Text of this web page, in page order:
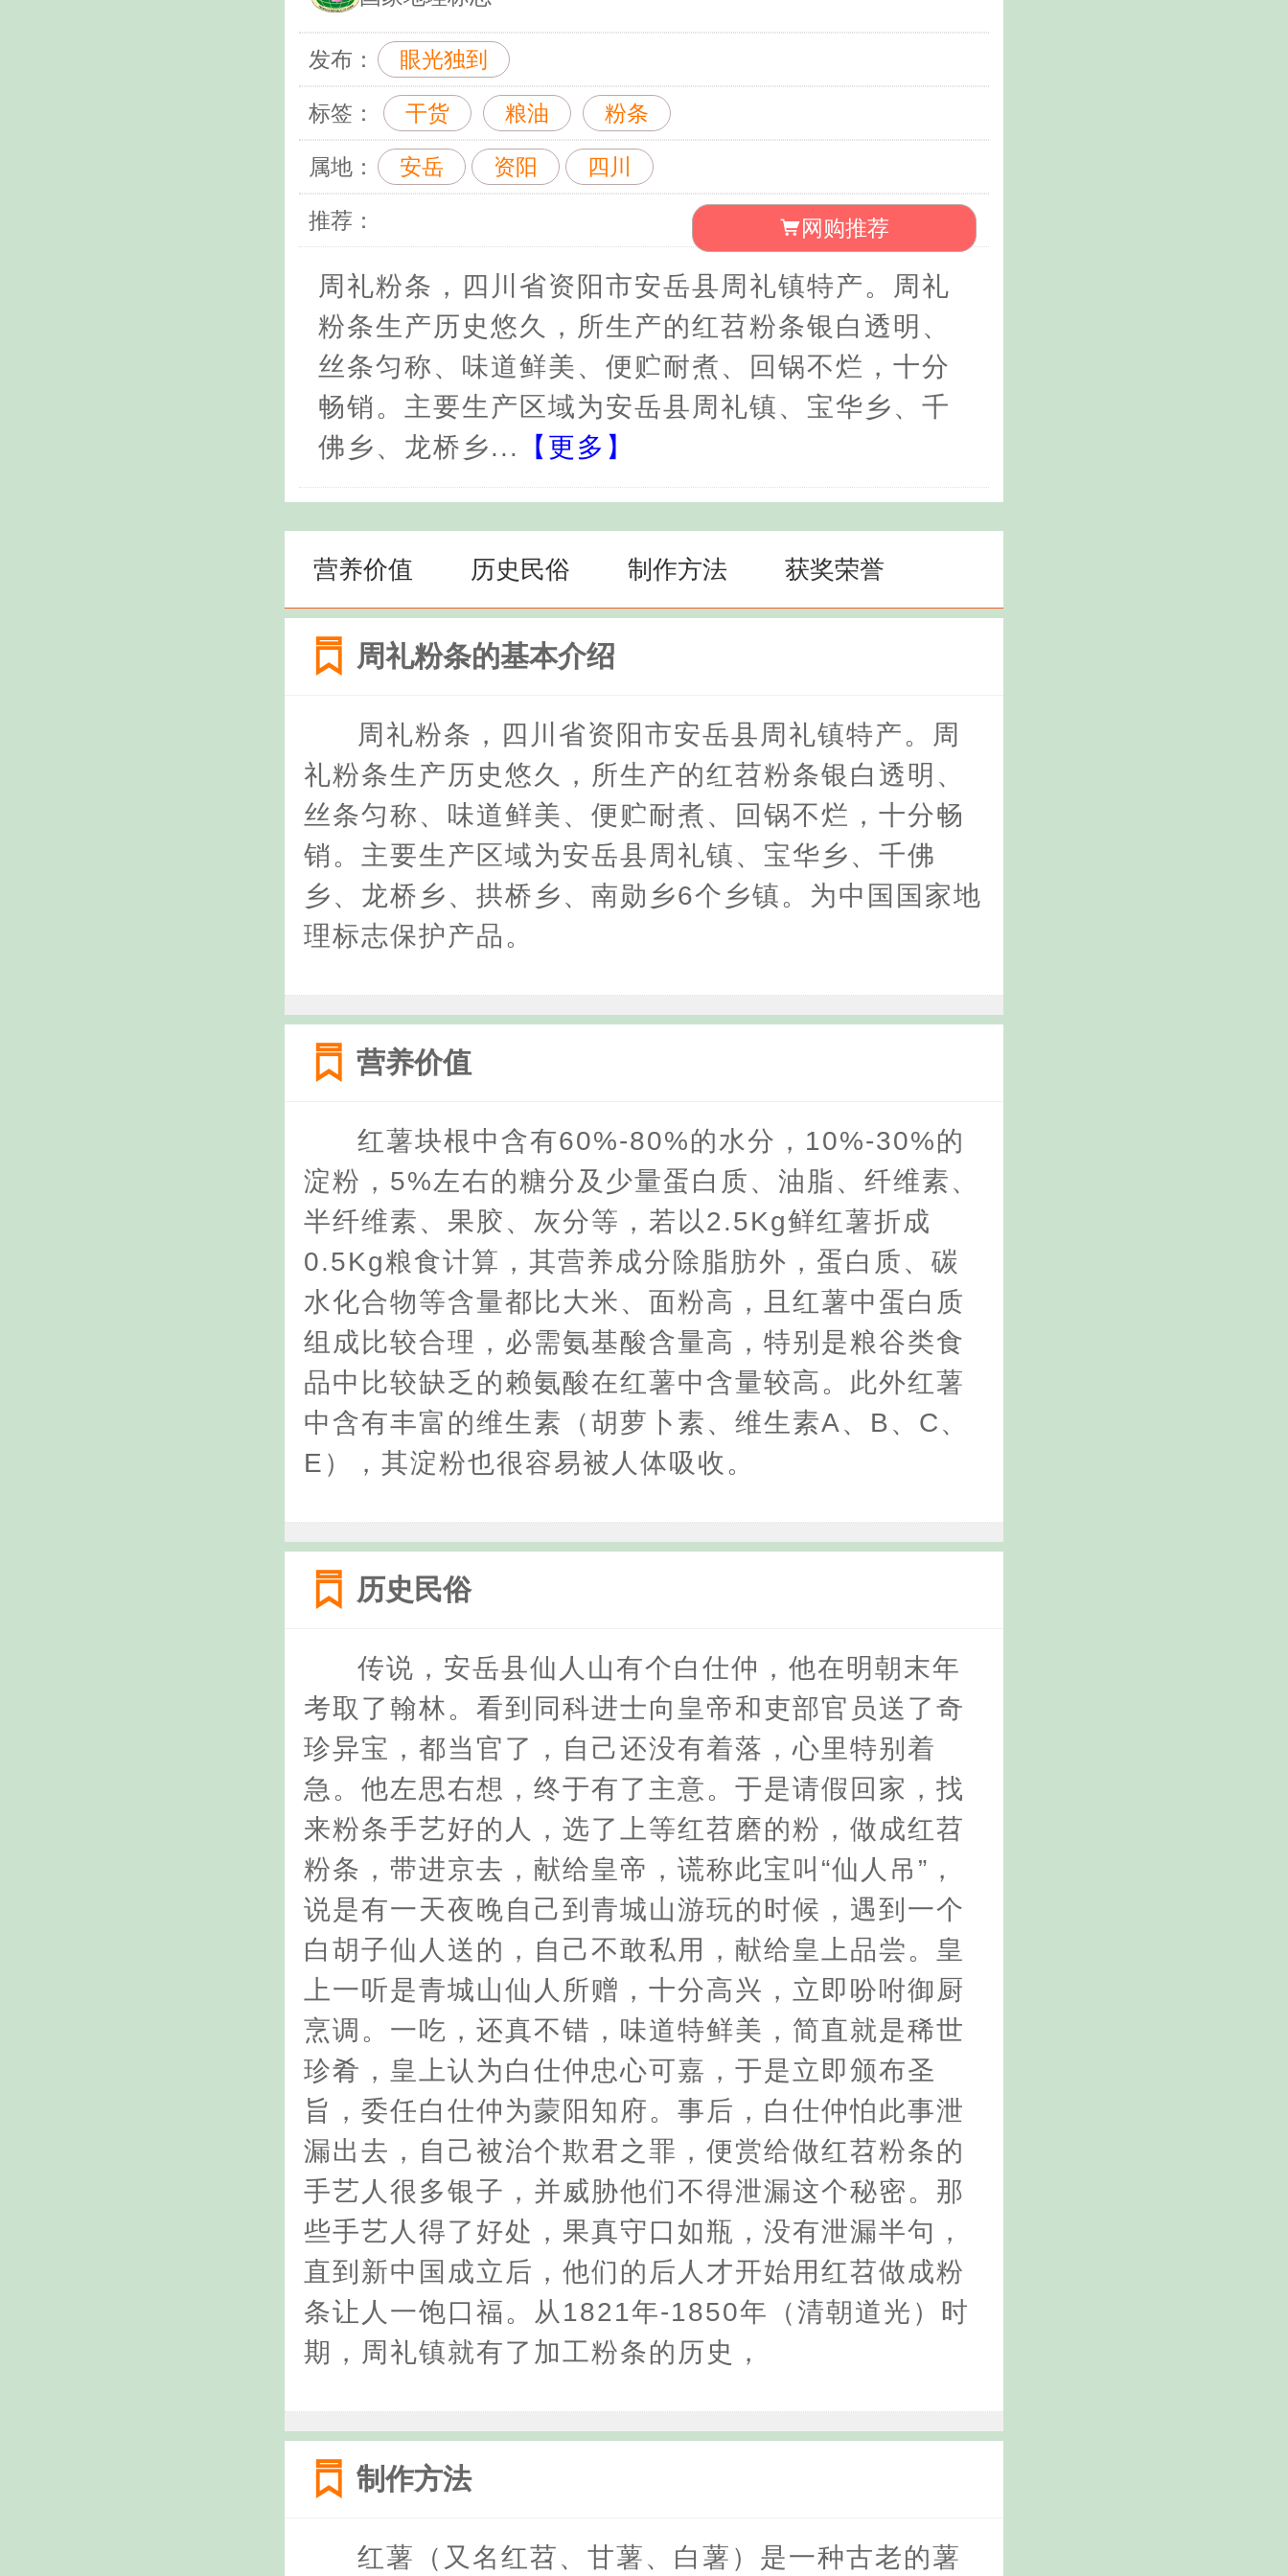
发布： 眼光独到
标签： 干货 粮油 粉条
属地： 安岳 资阳 四川
推荐： 网购推荐
周礼粉条，四川省资阳市安岳县周礼镇特产。周礼
粉条生产历史悠久，所生产的红苕粉条银白透明、
丝条匀称、味道鲜美、便贮耐煮、回锅不烂，十分
畅销。主要生产区域为安岳县周礼镇​、宝华乡、千
佛乡、龙桥乡...
【更多】
营养价值 历史民俗 制作方法 获奖荣誉
周礼粉条的基本介绍
周礼粉条，四川省资阳市安岳县周礼镇特产。周
礼粉条生产历史悠久，所生产的红苕粉条银白透明、
丝条匀称、味道鲜美、便贮耐煮、回锅不烂，十分畅
销。主要生产区域为安岳县周礼镇​、宝华乡、千佛
乡、龙桥乡、拱桥乡、南勋乡6个乡镇。为中国国家地
理标志保护产品。
营养价值
红薯块根中含有60%-80%的水分，10%-30%的
淀粉，5%左右的糖分及少量蛋白质、油脂、纤维素、
半纤维素、果胶、灰分等，若以2.5Kg鲜红薯折成
0.5Kg粮食计算，其营养成分除脂肪外，蛋白质、碳
水化合物等含量都比大米、面粉高，且红薯中蛋白质
组成比较合理，必需氨基酸含量高，特别是粮谷类食
品中比较缺乏的赖氨酸在红薯中含量较高。此外红薯
中含有丰富的维生素（胡萝卜素、维生素A、B、C、
E），其淀粉也很容易被人体吸收。
历史民俗
传说，安岳县仙人山有个白仕仲，他在明朝末年
考取了翰林。看到同科进士向皇帝和吏部官员送了奇
珍异宝，都当官了，自己还没有着落，心里特别着
急。他左思右想，终于有了主意。于是请假回家，找
来粉条手艺好的人，选了上等红苕磨的粉，做成红苕
粉条，带进京去，献给皇帝，谎称此宝叫“仙人吊”，
说是有一天夜晚自己到青城山游玩的时候，遇到一个
白胡子仙人送的，自己不敢私用，献给皇上品尝。皇
上一听是青城山仙人所赠，十分高兴，立即吩咐御厨
烹调。一吃，还真不错，味道特鲜美，简直就是稀世
珍肴，皇上认为白仕仲忠心可嘉，于是立即颁布圣
旨，委任白仕仲为蒙阳知府。事后，白仕仲怕此事泄
漏出去，自己被治个欺君之罪，便赏给做红苕粉条的
手艺人很多银子，并威胁他们不得泄漏这个秘密。那
些手艺人得了好处，果真守口如瓶，没有泄漏半句，
直到新中国成立后，他们的后人才开始用红苕做成粉
条让人一饱口福。从1821年-1850年（清朝道光）时
期，周礼镇就有了加工粉条的历史，
制作方法
红薯（又名红苕、甘薯、白薯）是一种古老的薯